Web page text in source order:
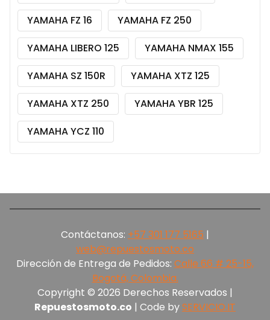
YAMAHA FZ 16
YAMAHA FZ 250
YAMAHA LIBERO 125
YAMAHA NMAX 155
YAMAHA SZ 150R
YAMAHA XTZ 125
YAMAHA XTZ 250
YAMAHA YBR 125
YAMAHA YCZ 110
Contáctanos: +57 301 177 5165‬ |
web@repuestosmoto.co
Dirección de Entrega de Pedidos: Calle 66 # 25-15,
Bogotá, Colombia.
Copyright © 2026 Derechos Reservados |
Repuestosmoto.co | Code bySERVICIO.IT